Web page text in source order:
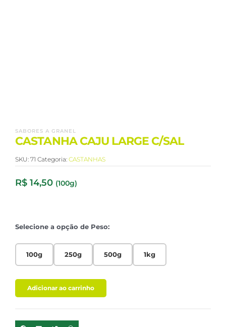
SABORES A GRANEL
CASTANHA CAJU LARGE C/SAL
SKU: 71 Categoria: CASTANHAS
R$ 14,50 (100g)
Selecione a opção de Peso:
100g 250g 500g 1kg
Adicionar ao carrinho